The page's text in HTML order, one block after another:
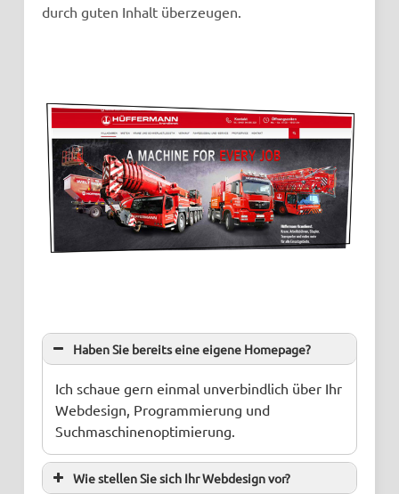
durch guten Inhalt überzeugen.
Haben Sie bereits eine eigene Homepage?
Ich schaue gern einmal unverbindlich über Ihr
Webdesign, Programmierung und
Suchmaschinenoptimierung.
Wie stellen Sie sich Ihr Webdesign vor?